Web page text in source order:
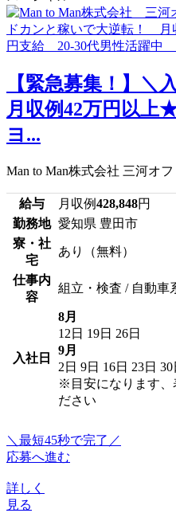
【緊急募集！】＼
月収例42万円以上
ヨ...
Man to Man株式会社 三河オフ
給与 月収例428,848円
勤務地 愛知県 豊田市
寮・社
宅
あり（無料）
仕事内
容
組立・検査 / 自動車
入社日
8月
12日 19日 26日
9月
2日 9日 16日 23日 30
※目安になります、
ださい
＼最短45秒で完了／
応募へ進む
詳しく
見る